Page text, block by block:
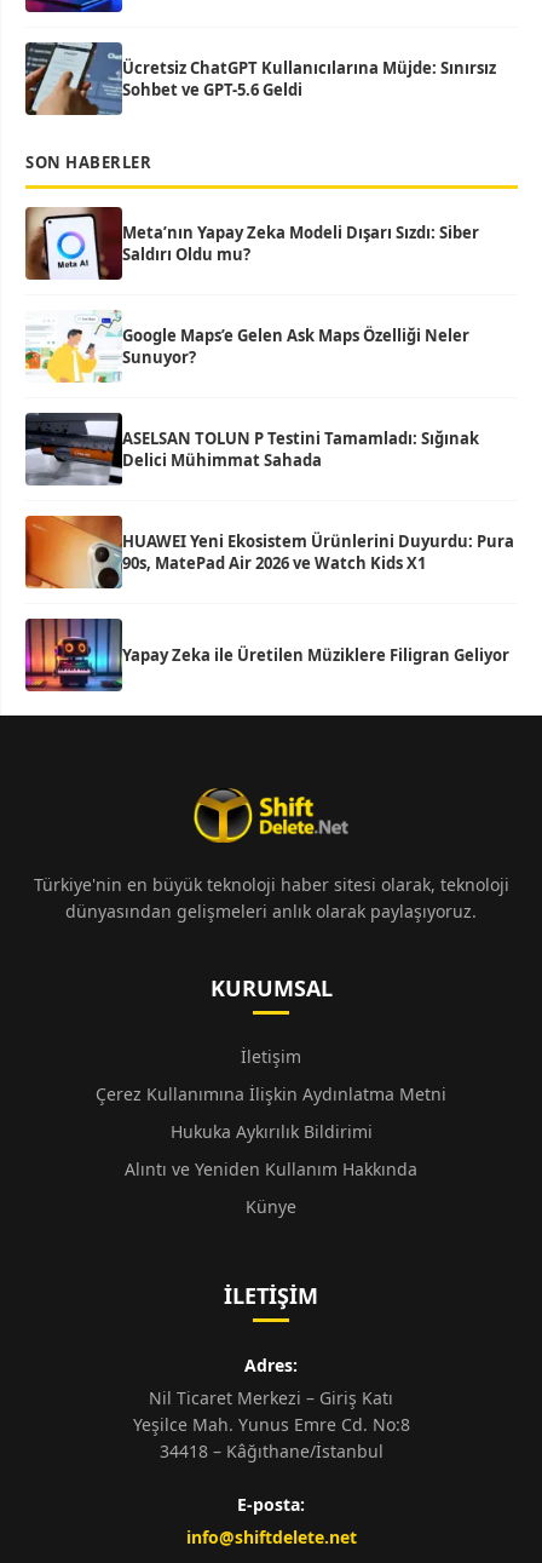
Ücretsiz ChatGPT Kullanıcılarına Müjde: Sınırsız
Sohbet ve GPT-5.6 Geldi
SON HABERLER
Meta’nın Yapay Zeka Modeli Dışarı Sızdı: Siber
Saldırı Oldu mu?
Google Maps’e Gelen Ask Maps Özelliği Neler
Sunuyor?
ASELSAN TOLUN P Testini Tamamladı: Sığınak
Delici Mühimmat Sahada
HUAWEI Yeni Ekosistem Ürünlerini Duyurdu: Pura
90s, MatePad Air 2026 ve Watch Kids X1
Yapay Zeka ile Üretilen Müziklere Filigran Geliyor
Türkiye'nin en büyük teknoloji haber sitesi olarak, teknoloji
dünyasından gelişmeleri anlık olarak paylaşıyoruz.
KURUMSAL
İletişim
Çerez Kullanımına İlişkin Aydınlatma Metni
Hukuka Aykırılık Bildirimi
Alıntı ve Yeniden Kullanım Hakkında
Künye
İLETIŞIM
Adres:
Nil Ticaret Merkezi – Giriş Katı
Yeşilce Mah. Yunus Emre Cd. No:8
34418 – Kâğıthane/İstanbul
E-posta:
info@shiftdelete.net